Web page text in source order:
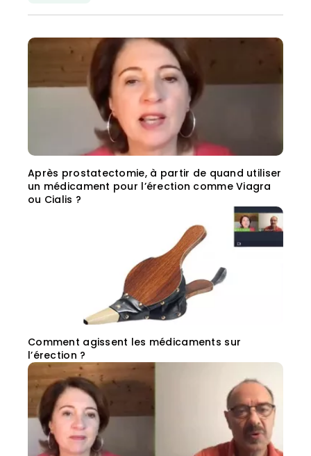
Après prostatectomie, à partir de quand utiliser
un médicament pour l’érection comme Viagra
ou Cialis ?
Comment agissent les médicaments sur
l’érection ?